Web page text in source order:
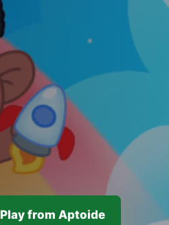
Play from Aptoide